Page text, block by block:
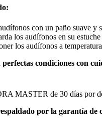
con un paño suave y
los audífonos en su
los audífonos a
condiciones con
MASTER de 30 días por
por la garantía